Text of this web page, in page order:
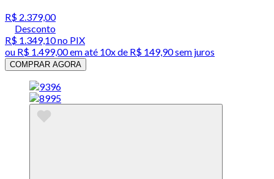
R$ 2.379,00
Desconto
R$ 1.349,10no PIX
ou R$ 1.499,00em até 10x de R$ 149,90 sem juros
COMPRAR AGORA